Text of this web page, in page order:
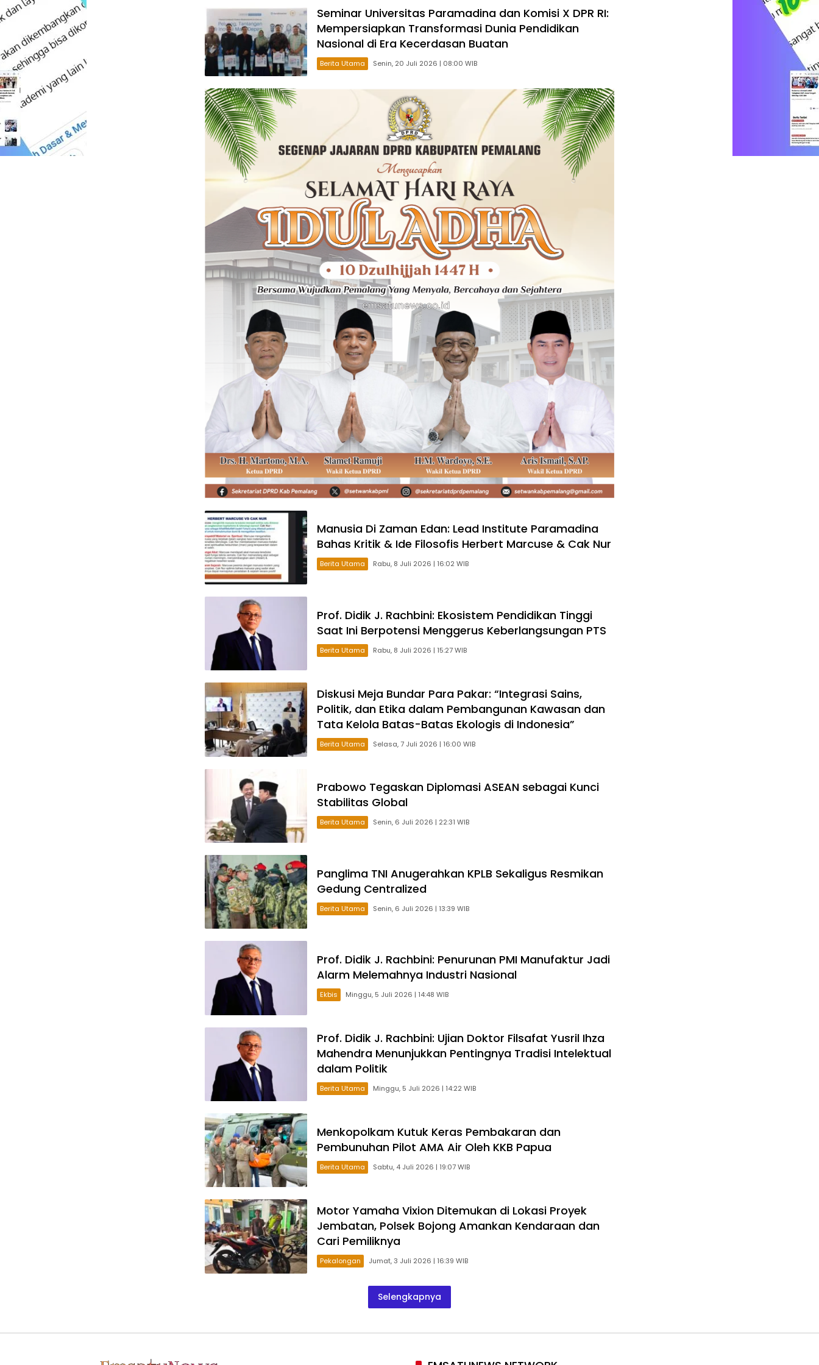
Seminar Universitas Paramadina dan Komisi X DPR RI:
Mempersiapkan Transformasi Dunia Pendidikan
Nasional di Era Kecerdasan Buatan
Berita Utama Senin, 20 Juli 2026 | 08:00 WIB
Manusia Di Zaman Edan: Lead Institute Paramadina
Bahas Kritik & Ide Filosofis Herbert Marcuse & Cak Nur
Berita Utama Rabu, 8 Juli 2026 | 16:02 WIB
Prof. Didik J. Rachbini: Ekosistem Pendidikan Tinggi
Saat Ini Berpotensi Menggerus Keberlangsungan PTS
Berita Utama Rabu, 8 Juli 2026 | 15:27 WIB
Diskusi Meja Bundar Para Pakar: “Integrasi Sains,
Politik, dan Etika dalam Pembangunan Kawasan dan
Tata Kelola Batas-Batas Ekologis di Indonesia”
Berita Utama Selasa, 7 Juli 2026 | 16:00 WIB
Prabowo Tegaskan Diplomasi ASEAN sebagai Kunci
Stabilitas Global
Berita Utama Senin, 6 Juli 2026 | 22:31 WIB
Panglima TNI Anugerahkan KPLB Sekaligus Resmikan
Gedung Centralized
Berita Utama Senin, 6 Juli 2026 | 13:39 WIB
Prof. Didik J. Rachbini: Penurunan PMI Manufaktur Jadi
Alarm Melemahnya Industri Nasional
Ekbis Minggu, 5 Juli 2026 | 14:48 WIB
Prof. Didik J. Rachbini: Ujian Doktor Filsafat Yusril Ihza
Mahendra Menunjukkan Pentingnya Tradisi Intelektual
dalam Politik
Berita Utama Minggu, 5 Juli 2026 | 14:22 WIB
Menkopolkam Kutuk Keras Pembakaran dan
Pembunuhan Pilot AMA Air Oleh KKB Papua
Berita Utama Sabtu, 4 Juli 2026 | 19:07 WIB
Motor Yamaha Vixion Ditemukan di Lokasi Proyek
Jembatan, Polsek Bojong Amankan Kendaraan dan
Cari Pemiliknya
Pekalongan Jumat, 3 Juli 2026 | 16:39 WIB
Selengkapnya